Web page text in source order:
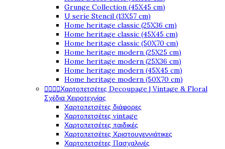
Grunge Collection (45X45 cm)
U serie Stencil (13X57 cm)
Home heritage classic (25X36 cm)
Home heritage classic (45X45 cm)
Home heritage classic (50X70 cm)
Home heritage modern (25X25 cm)
Home heritage modern (25X36 cm)
Home heritage modern (45X45 cm)
Home heritage modern (50X70 cm)
Χαρτοπετσέτες Decoupage | Vintage & Floral
Σχέδια Χειροτεχνίας
Χαρτοπετσέτες διάφορες
Χαρτοπετσέτες vintage
Χαρτοπετσέτες παιδικές
Χαρτοπετσέτες Χριστουγεννιάτικες
Χαρτοπετσέτες Πασχαλινές